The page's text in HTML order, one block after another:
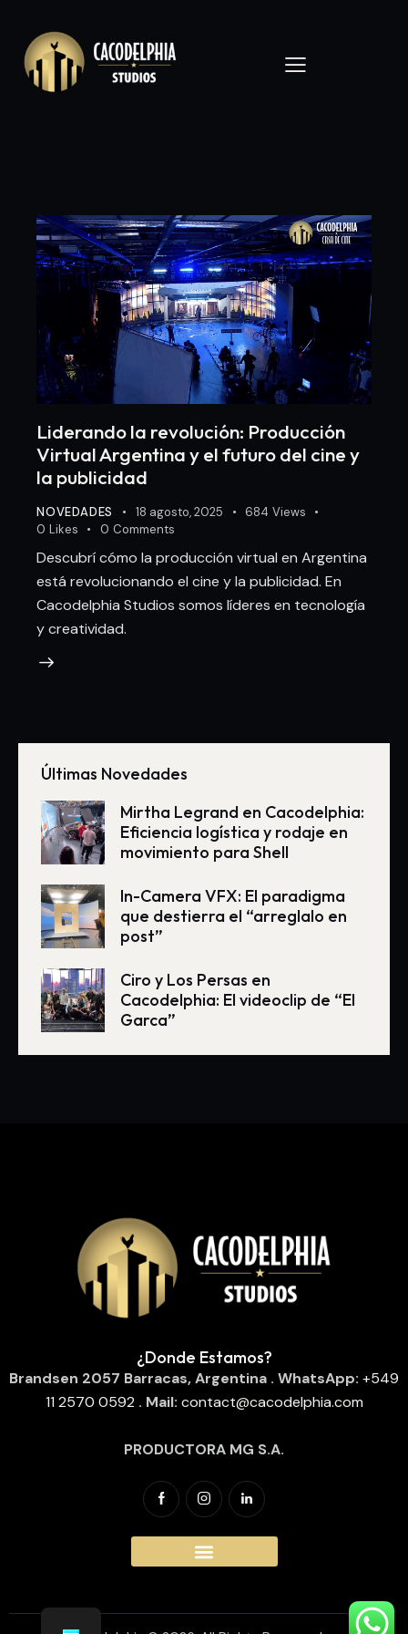
Liderando la revolución: Producción
Virtual Argentina y el futuro del cine y
la publicidad
NOVEDADES 18 agosto, 2025 684 Views
0 Likes 0 Comments
Descubrí cómo la producción virtual en Argentina
está revolucionando el cine y la publicidad. En
Cacodelphia Studios somos líderes en tecnología
y creatividad.
Últimas Novedades
Mirtha Legrand en Cacodelphia:
Eficiencia logística y rodaje en
movimiento para Shell
In-Camera VFX: El paradigma
que destierra el “arreglalo en
post”
Ciro y Los Persas en
Cacodelphia: El videoclip de “El
Garca”
¿Donde Estamos?
Brandsen 2057 Barracas, Argentina . WhatsApp: +549
11 2570 0592‬ . Mail: contact@cacodelphia.com
PRODUCTORA MG S.A.